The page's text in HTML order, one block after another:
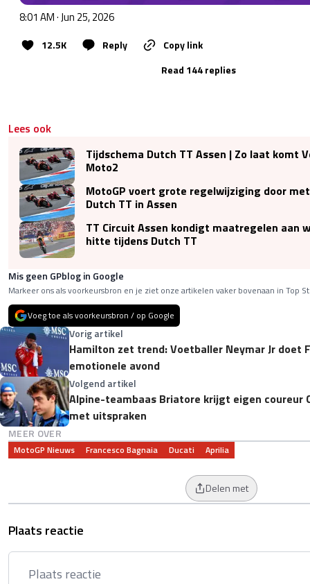
8:01 AM · Jun 25, 2026
12.5K Reply
Copy link
Read 144 replies
Lees ook
Tijdschema Dutch TT Assen | Zo laat komt
Moto2
MotoGP voert grote regelwijziging door
Dutch TT in Assen
TT Circuit Assen kondigt maatregelen aan
hitte tijdens Dutch TT
Mis geen GPblog in Google
Markeer ons als voorkeursbron en je ziet onze artikelen vaker bovenaan in Top
Voeg toe als voorkeursbron / op Google
Vorig artikel
Hamilton zet trend: Voetballer Neymar Jr doet
emotionele avond
Volgend artikel
Alpine-teambaas Briatore krijgt eigen coureur
met uitspraken
MEER OVER
MotoGP Nieuws Francesco Bagnaia Ducati Aprilia
Delen met
Plaats reactie